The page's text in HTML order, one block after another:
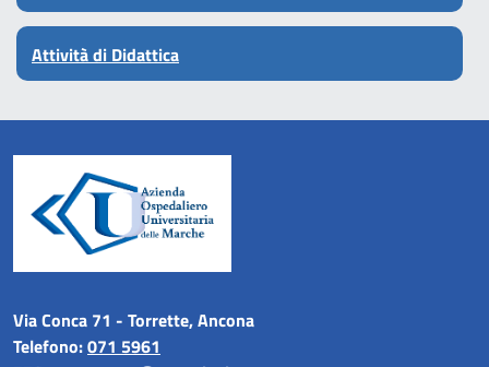
Attività di Didattica
Via Conca 71 - Torrette, Ancona
Telefono:071 5961